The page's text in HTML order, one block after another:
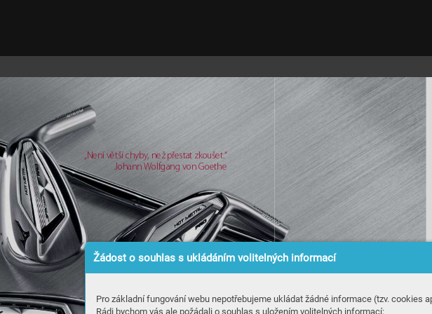
Žádost o souhlas s ukládáním volitelných informací
Pro základní fungování webu nepotřebujeme ukládat žádné informace (tzv. cookies
Rádi bychom vás ale požádali o souhlas s uložením volitelných informací:
„Není větší chyby, než přestat zkoušet.“
Johann Wolfgang von Goethe